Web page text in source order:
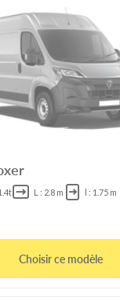
L : 2.8 m l : 1.75 m
Choisir ce modèle